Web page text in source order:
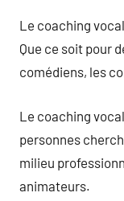
Le coaching
Que ce soit pour
comédiens, les
Le coaching
personnes
milieu
animateurs.